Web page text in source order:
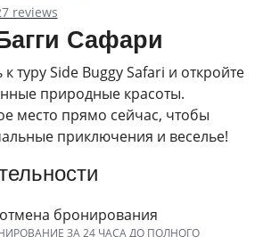
reviews
Сафари
туру Side Buggy Safari и откройте
природные красоты.
место прямо сейчас, чтобы
приключения и веселье!
бронирования
ЗА 24 ЧАСА ДО ПОЛНОГО